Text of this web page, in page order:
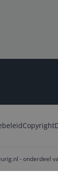
Copyright
- onderdeel